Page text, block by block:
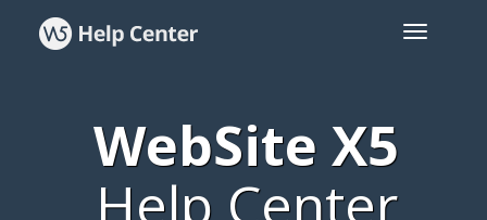
WebSite X5
Help Center